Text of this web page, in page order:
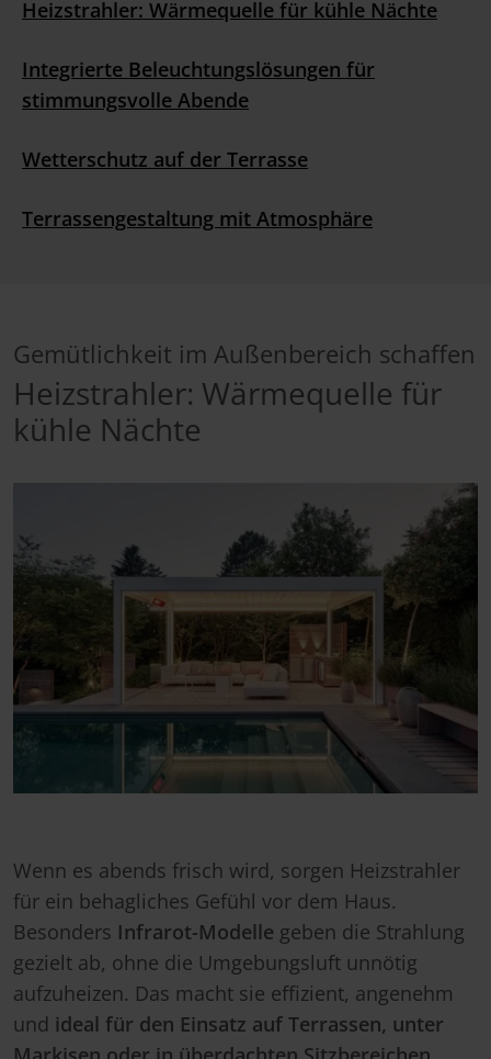
Heizstrahler: Wärmequelle für kühle Nächte
Integrierte Beleuchtungslösungen für
stimmungsvolle Abende
Wetterschutz auf der Terrasse
Terrassengestaltung mit Atmosphäre
Gemütlichkeit im Außenbereich schaffen
Heizstrahler: Wärmequelle für
kühle Nächte
Wenn es abends frisch wird, sorgen Heizstrahler
für ein behagliches Gefühl vor dem Haus.
Besonders Infrarot-Modelle geben die Strahlung
gezielt ab, ohne die Umgebungsluft unnötig
aufzuheizen. Das macht sie effizient, angenehm
und ideal für den Einsatz auf Terrassen, unter